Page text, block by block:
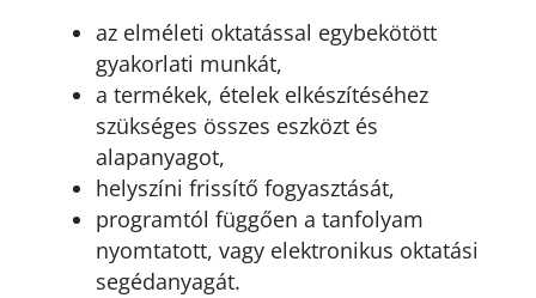
az elméleti oktatással egybekötött
gyakorlati munkát,
a termékek, ételek elkészítéséhez
szükséges összes eszközt és
alapanyagot,
helyszíni frissítő fogyasztását,
programtól függően a tanfolyam
nyomtatott, vagy elektronikus oktatási
segédanyagát.